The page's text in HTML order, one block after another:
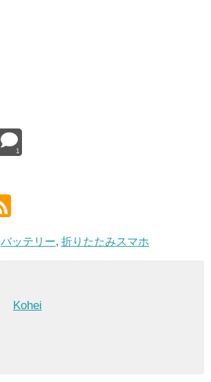
1
バッテリー, 折りたたみスマホ
Kohei